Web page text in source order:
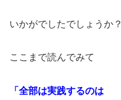
いかがでしたでしょうか？
ここまで読んでみて
「 全部は実践するのは